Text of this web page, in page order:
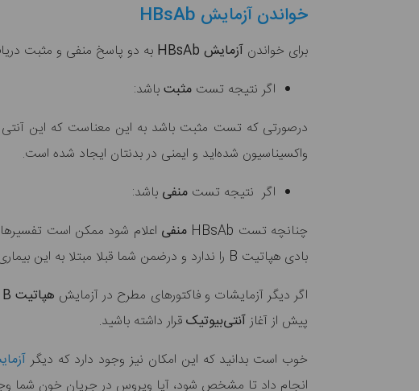
خواندن آزمایش HBsAb
برای خواندن آزمایش HBsAb
به دو پاسخ منفی و مثبت
اگر نتیجه تست مثبتباشد:
درصورتی که تست مثبت باشد به این معناست که این آنتی
واکسیناسیون شده‌اید و ایمنی در بدنتان ایجاد شده است.
اگر نتیجه تست منفی باشد:
چنانچه تست HBsAb
منفی اعلام شود ممکن است
بادی هپاتیت B را ندارد و درضمن شما قبلا مبتلا به این بیماری نشدیده‌اید.
اگر دیگر آزمایشات و فاکتورهای مطرح در آزمایش هپاتیت B نیز منفی
پیش از آغازآنتی‌بیوتیکقرار داشته باشید.
خوب است بدانید که این امکان نیز وجود دارد که دیگر
انجام داد تا مشخص شود، آیا ویروس در جریان خون شما